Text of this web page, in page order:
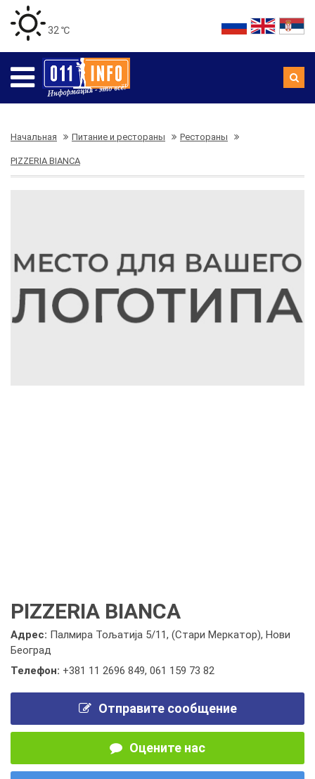
32 ℃
Начальная Питание и рестораны Рестораны
PIZZERIA BIANCA
PIZZERIA BIANCA
Адрес: Палмира Тољатија 5/11, (Стари Меркатор), Нови
Београд
Телефон: +381 11 2696 849, 061 159 73 82
Отправите сообщение
Оцените нас